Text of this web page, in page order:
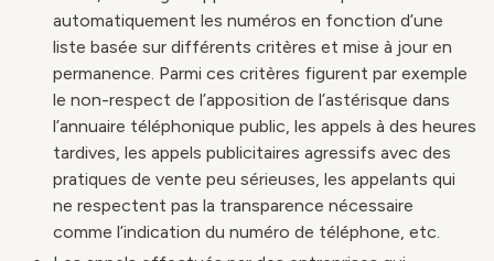
automatiquement les numéros en fonction d’une
liste basée sur différents critères et mise à jour en
permanence. Parmi ces critères figurent par exemple
le non-respect de l’apposition de l’astérisque dans
l’annuaire téléphonique public, les appels à des heures
tardives, les appels publicitaires agressifs avec des
pratiques de vente peu sérieuses, les appelants qui
ne respectent pas la transparence nécessaire
comme l’indication du numéro de téléphone, etc.